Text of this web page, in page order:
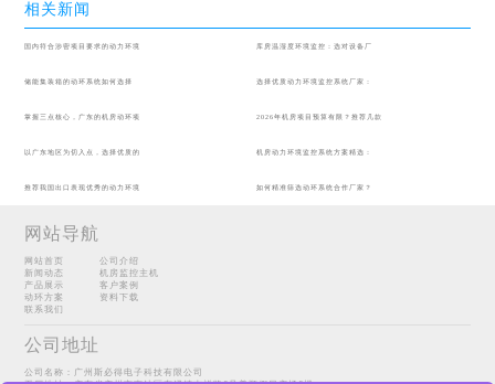
相关新闻
国内符合涉密项目要求的动力环境 库房温湿度环境监控：选对设备厂
储能集装箱的动环系统如何选择 选择优质动力环境监控系统厂家：
掌握三点核心，广东的机房动环项 2026年机房项目预算有限？推荐几款
以广东地区为切入点，选择优质的 机房动力环境监控系统方案精选：
推荐我国出口表现优秀的动力环境 如何精准筛选动环系统合作厂家？
网站导航
网站首页
公司介绍
新闻动态
机房监控主机
产品展示
客户案例
动环方案
资料下载
联系我们
公司地址
公司名称：广州斯必得电子科技有限公司